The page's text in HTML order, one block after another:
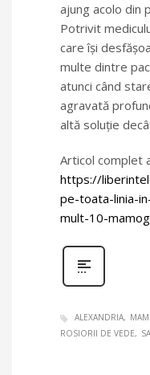
ajung acolo din
Potrivit
care își
multe dintre
atunci când
agravată
altă soluție
Articol complet
https://
pe-toata-linia-
mult-10-
ALEXANDRIA
ROSIORII DE VEDE